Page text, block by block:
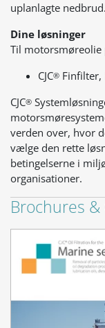
uplanlagte nedbrud.
Dine løsninger
Til motorsmøreolie
CJC® Finfilter,
CJC®
verden over, hvor
vælge den rette
betingelserne i
organisationer.
Brochures &